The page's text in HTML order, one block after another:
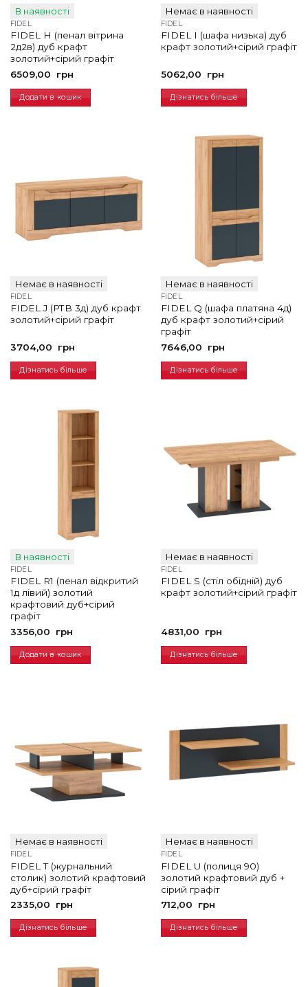
В наявності
FIDEL
FIDEL H (пенал вітрина
2д2в) дуб крафт
золотий+сірий графіт
6509,00
грн
Додати в кошик
Немає в наявності
FIDEL
FIDEL I (шафа низька) дуб
крафт золотий+сірий графіт
5062,00 грн
Дізнатись більше
Немає в наявності
FIDEL
FIDEL J (РТВ 3д) дуб крафт
золотий+сірий графіт
3704,00 грн
Дізнатись більше
Немає в наявності
FIDEL
FIDEL Q (шафа платяна 4д)
дуб крафт золотий+сірий
графіт
7646,00
грн
Дізнатись більше
В наявності
FIDEL
FIDEL R1 (пенал відкритий
1д лівий) золотий
крафтовий дуб+сірий
графіт
3356,00
грн
Додати в кошик
Немає в наявності
FIDEL
FIDEL S (стіл обідній) дуб
крафт золотий+сірий графіт
4831,00 грн
Дізнатись більше
Немає в наявності
FIDEL
FIDEL T (журнальний
столик) золотий крафтовий
дуб+сірий графіт
2335,00
грн
Дізнатись більше
Немає в наявності
FIDEL
FIDEL U (полиця 90)
золотий крафтовий дуб +
сірий графіт
712,00
грн
Дізнатись більше